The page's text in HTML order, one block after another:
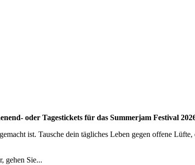
oder Tagestickets für das Summerjam Festival
ist. Tausche dein tägliches Leben gegen offene
gehen Sie...